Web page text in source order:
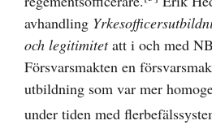
avhandling
och legitimitetatt i och med
Försvarsmakten en
utbildning som var mer
under tiden med